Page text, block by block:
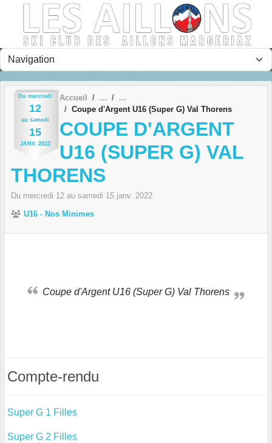
Du mercredi
12
au samedi
15
JANV. 2022
Accueil
Coupe d'Argent U16 (Super G) Val Thorens
COUPE D'ARGENT
U16 (SUPER G) VAL
THORENS
Du mercredi 12 au samedi 15 janv. 2022
U16 - Nos Minimes
Coupe d'Argent U16 (Super G) Val Thorens
Compte-rendu
Super G 1 Filles
Super G 2 Filles
Panneau de gestion des cookies